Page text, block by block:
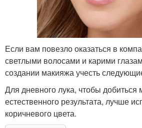
Если вам повезло оказаться в
светлыми волосами и карими
создании макияжа учесть
Для дневного лука, чтобы добиться
естественного результата, лучше
коричневого цвета.